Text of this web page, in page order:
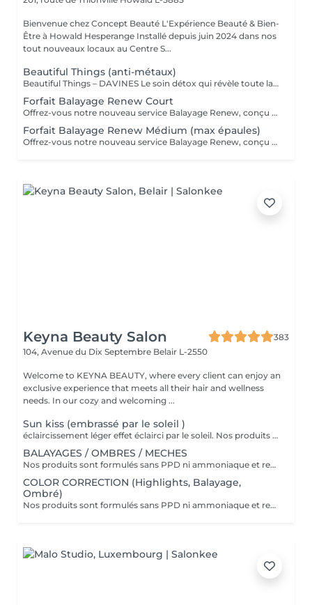
Bienvenue chez Concept Beauté L'Expérience Beauté & Bien-
Être à Howald Hesperange Installé depuis juin 2024 dans nos
tout nouveaux locaux au Centre S...
Beautiful Things (anti-métaux)
Beautiful Things – DAVINES Le soin détox qui révèle toute la beauté de vos cheveux. Le soin Beautiful Things de DAVINES est un traitement professionnel spécialement conçu pour les cheveux poreux, sensibilisés ou ayant subi des services techniques (coloration, mèches, balayage...). Ses bienfaits : ✨ Neutralise les métaux présents dans la fibre capillaire et déposés par l'eau. 🎨 Préserve l'éclat et prolonge la tenue de la couleur. 💪 Renforce et améliore la qualité de la fibre capillaire. 🌿 Réduit la porosité pour un cheveu plus uniforme. 🌟 Apporte douceur, brillance et une meilleure résistance aux agressions. Idéal pour : ✔ Les cheveux colorés. ✔ Les cheveux méchés ou décolorés. ✔ Les cheveux poreux, sensibilisés ou fragilisés. ✔ Préparer le cheveu avant une coloration ou prolonger les résultats après un service technique. Le résultat : Des cheveux plus sains, plus forts, une couleur plus lumineuse et durable, et une fibre visiblement transformée dès la première application. Ce soin est particulièrement recommandé pour toutes les clientes qui réalisent régulièrement des colorations ou des mèches et qui souhaitent préserver la beauté et la santé de leurs cheveux sur le long terme.
Forfait Balayage Renew Court
Offrez-vous notre nouveau service Balayage Renew, conçu pour vous sublimer . -Diagnostic personnalisé : Nos experts analysent votre type de cheveux, votre couleur et vos besoins spécifiques. -Technique de balayage sur mesure : Nous appliquons un balayage adapté à votre chevelure pour un résultat naturel, lumineux et sur-mesure, en parfaite harmonie avec votre teint et vos préférences. -Reconstruction profonde : Après la coloration, vos cheveux profitent d'un soin de reconstruction intense pour renforcer et hydrater chaque mèche, redonnant souplesse et brillance à votre chevelure. -Coupe et coiffage personnalisés : Une coupe et un coiffage final et à votre style, viennent sublimer votre nouveau look. -Conseils de routine à domicile "Le tarif peut faire l'objet d'un supplément personnalisé en fonction de la technique, du temps nécessaire, de la longueur et de l'épaisseur des cheveux. Un devis précis vous sera proposé lors du diagnostic en début de rendez-vous."
Forfait Balayage Renew Médium (max épaules)
Offrez-vous notre nouveau service Balayage Renew, conçu pour vous sublimer . -Diagnostic personnalisé : Nos experts analysent votre type de cheveux, votre couleur et vos besoins spécifiques. -Technique de balayage sur mesure : Nous appliquons un balayage adapté à votre chevelure pour un résultat naturel, lumineux et sur-mesure, en parfaite harmonie avec votre teint et vos préférences. -Reconstruction profonde : Après la coloration, vos cheveux profitent d'un soin de reconstruction intense pour renforcer et hydrater chaque mèche, redonnant souplesse et brillance à votre chevelure. -Coupe et coiffage personnalisés : Une coupe et un coiffage final et à votre style, viennent sublimer votre nouveau look. -Conseils de routine à domicile "Le tarif peut faire l'objet d'un supplément personnalisé en fonction de la technique, du temps nécessaire, de la longueur et de l'épaisseur des cheveux. Un devis précis vous sera proposé lors du diagnostic en début de rendez-vous."
Keyna Beauty Salon
383
104, Avenue du Dix Septembre Belair L-2550
Welcome to KEYNA BEAUTY, where every client can enjoy an
exclusive experience that meets all their hair and wellness
needs. In our cozy and welcoming ...
Sun kiss (embrassé par le soleil )
éclaircissement léger effet éclairci par le soleil. Nos produits sont formulés sans PPD ni ammoniaque et renferment des ingrédients d'origine naturelle comme l'aloe vera, le miel, le beurre de karité et la grenade. VEUILLEZ SÉLECTIONNER LE COIFFAGE PAR LA SUITE DE VOTRE RÉSERVATION SVP
BALAYAGES / OMBRES / MECHES
Nos produits sont formulés sans PPD ni ammoniaque et renferment des ingrédients d'origine naturelle comme l'aloe vera, le miel, le beurre de karité et la grenade. VEUILLEZ SÉLECTIONNER LE COIFFAGE PAR LA SUITE DE VOTRE RÉSERVATION SVP
COLOR CORRECTION (Highlights, Balayage,
Ombré)
Nos produits sont formulés sans PPD ni ammoniaque et renferment des ingrédients d'origine naturelle comme l'aloe vera, le miel, le beurre de karité et la grenade. VEUILLEZ SÉLECTIONNER LE COIFFAGE PAR LA SUITE DE VOTRE RÉSERVATION SVP